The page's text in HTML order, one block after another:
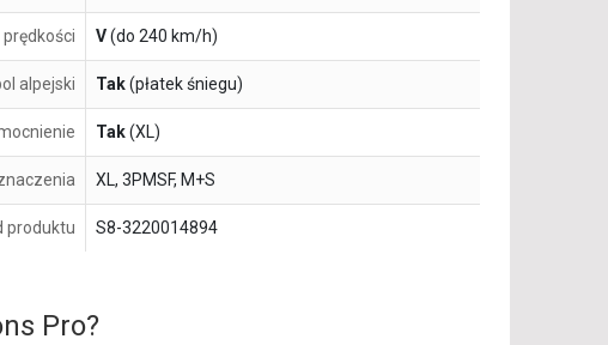
prędkości V(do 240 km/h)
alpejski Tak(płatek śniegu)
Tak(XL)
XL, 3PMSF, M+S
produktu S8-3220014894
Pro?